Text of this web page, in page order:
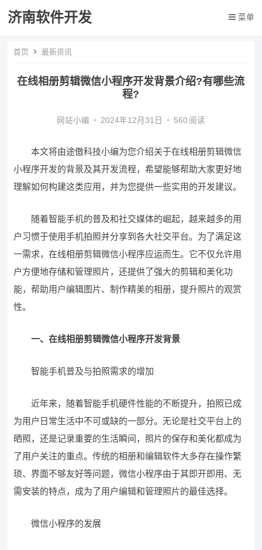
济南软件开发 菜单
首页 最新资讯
在线相册剪辑微信小程序开发背景介绍?有哪些流
程?
网站小编 • 2024年12月31日 • 560 阅读
本文将由途傲科技小编为您介绍关于在线相册剪辑微信
小程序开发的背景及其开发流程，希望能够帮助大家更好地
理解如何构建这类应用，并为您提供一些实用的开发建议。
随着智能手机的普及和社交媒体的崛起，越来越多的用
户习惯于使用手机拍照并分享到各大社交平台。为了满足这
一需求，在线相册剪辑微信小程序应运而生。它不仅允许用
户方便地存储和管理照片，还提供了强大的剪辑和美化功
能，帮助用户编辑图片、制作精美的相册，提升照片的观赏
性。
一、在线相册剪辑微信小程序开发背景
智能手机普及与拍照需求的增加
近年来，随着智能手机硬件性能的不断提升，拍照已成
为用户日常生活中不可或缺的一部分。无论是社交平台上的
晒照，还是记录重要的生活瞬间，照片的保存和美化都成为
了用户关注的重点。传统的相册和编辑软件大多存在操作繁
琐、界面不够友好等问题，微信小程序由于其即开即用、无
需安装的特点，成为了用户编辑和管理照片的最佳选择。
微信小程序的发展